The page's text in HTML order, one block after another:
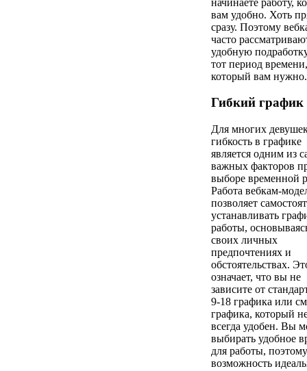
вам удобно. Хоть
сразу. Поэтому
часто
удобную
тот период времени,
который вам нужно.
Гибкий график
Для многих
гибкость в графике
является одним из
важных факторов
выборе временной
Работа вебкам-
позволяет
устанавливать
работы,
своих личных
предпочтениях и
обстоятельствах.
означает, что вы не
зависите от
9-18 графика или
графика, который
всегда удобен. Вы
выбирать удобное
для работы,
возможность